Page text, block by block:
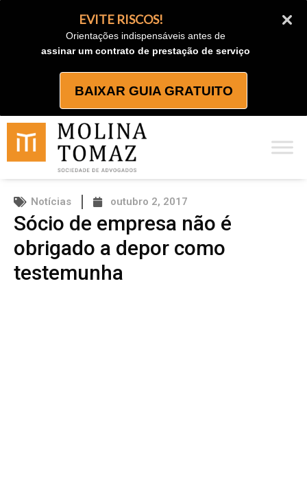
EVITE RISCOS!
Orientações indispensáveis antes de
assinar um contrato de prestação de serviço
BAIXAR GUIA GRATUITO
Notícias outubro 2, 2017
Sócio de empresa não é
obrigado a depor como
testemunha